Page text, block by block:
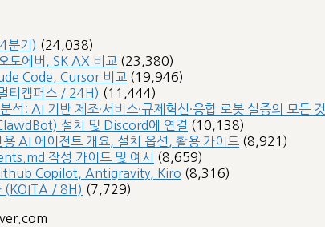
분기) (24,038)
토에버, SK AX 비교 (23,380)
Code, Cursor 비교 (19,946)
티캠퍼스 / 24H) (11,444)
: AI 기반 제조·서비스·규제혁신·융합 로봇 실증의 모든 것
설치 및 Discord에 연결 (10,138)
AI 에이전트 개요, 설치 옵션, 활용 가이드 (8,921)
작성 가이드 및 예시
(8,659)
Copilot, Antigravity, Kiro (8,316)
(KOITA / 8H) (7,729)